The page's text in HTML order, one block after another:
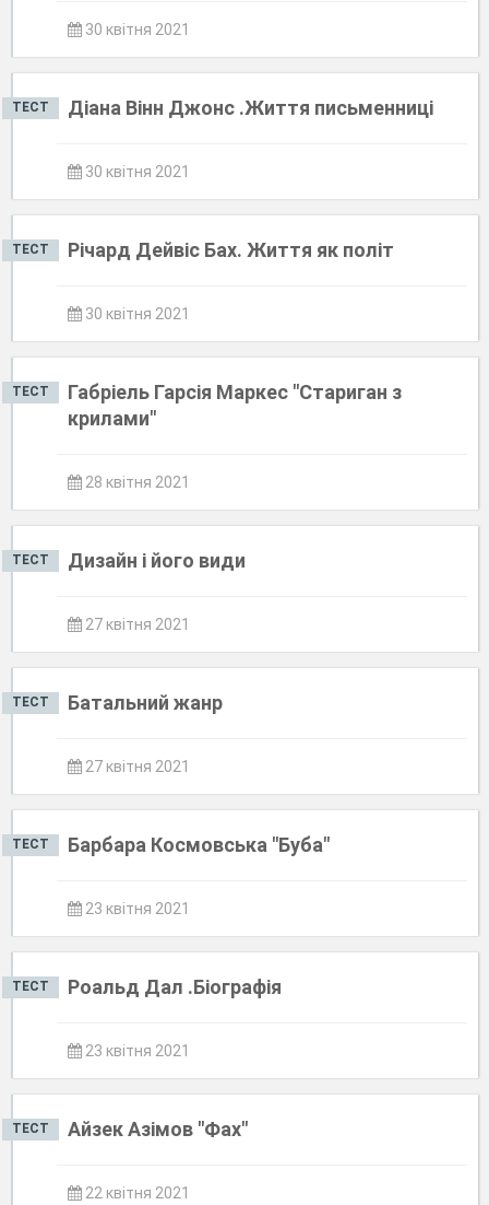
30 квітня 2021
ТЕСТ Діана Вінн Джонс .Життя письменниці
30 квітня 2021
ТЕСТ Річард Дейвіс Бах. Життя як політ
30 квітня 2021
ТЕСТ
Габріель Гарсія Маркес "Стариган з
крилами"
28 квітня 2021
ТЕСТ Дизайн і його види
27 квітня 2021
ТЕСТ Батальний жанр
27 квітня 2021
ТЕСТ Барбара Космовська "Буба"
23 квітня 2021
ТЕСТ Роальд Дал .Біографія
23 квітня 2021
ТЕСТ Айзек Азімов "Фах"
22 квітня 2021